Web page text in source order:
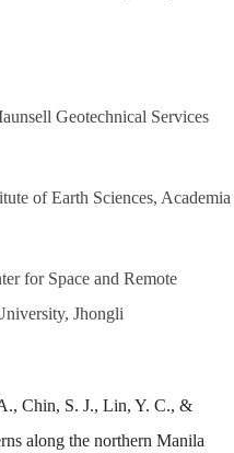
Geotechnical Services
of Earth Sciences, Academia
for Space and Remote
Jhongli
Chin, S. J., Lin, Y. C., &
along the northern Manila